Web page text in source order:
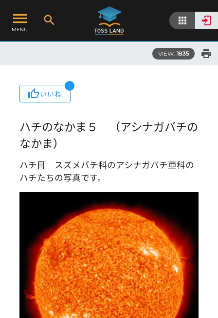
MENU
VIEW: 1835
いいね
ハチのなかま５ （アシナガバチの
なかま）
ハチ目 スズメバチ科のアシナガバチ亜科の
ハチたちの写真です。